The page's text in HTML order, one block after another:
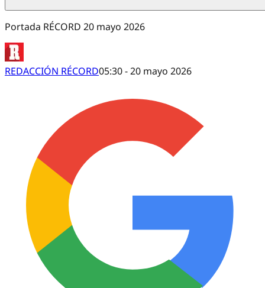
Portada RÉCORD 20 mayo 2026
REDACCIÓN RÉCORD05:30 - 20 mayo 2026